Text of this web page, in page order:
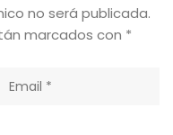
no será publicada.
marcados con *